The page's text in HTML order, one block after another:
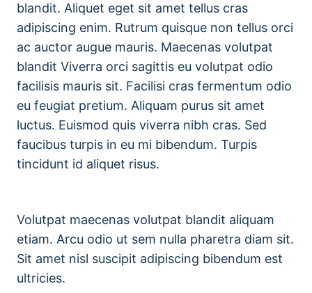
blandit. Aliquet eget sit amet tellus cras
adipiscing enim. Rutrum quisque non tellus orci
ac auctor augue mauris. Maecenas volutpat
blandit Viverra orci sagittis eu volutpat odio
facilisis mauris sit. Facilisi cras fermentum odio
eu feugiat pretium. Aliquam purus sit amet
luctus. Euismod quis viverra nibh cras. Sed
faucibus turpis in eu mi bibendum. Turpis
tincidunt id aliquet risus.
Volutpat maecenas volutpat blandit aliquam
etiam. Arcu odio ut sem nulla pharetra diam sit.
Sit amet nisl suscipit adipiscing bibendum est
ultricies.